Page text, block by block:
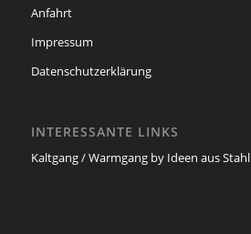
Anfahrt
Impressum
Datenschutzerklärung
INTERESSANTE LINKS
Kaltgang / Warmgang by Ideen aus Stahl